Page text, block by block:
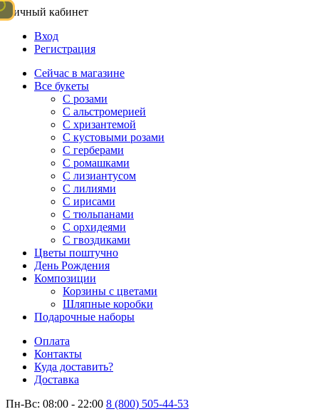
Личный кабинет
Вход
Регистрация
Сейчас в магазине
Все букеты
C розами
С альстромерией
С хризантемой
С кустовыми розами
С герберами
С ромашками
С лизиантусом
С лилиями
С ирисами
С тюльпанами
С орхидеями
С гвоздиками
Цветы поштучно
День Рождения
Композиции
Корзины с цветами
Шляпные коробки
Подарочные наборы
Оплата
Контакты
Куда доставить?
Доставка
Пн-Вс: 08:00 - 22:00 8 (800) 505-44-53